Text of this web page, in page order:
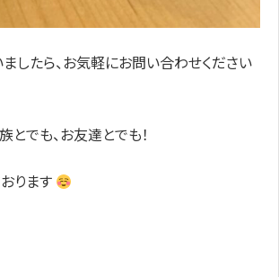
したら、お気軽にお問い合わせください
とでも、お友達とでも！
ります